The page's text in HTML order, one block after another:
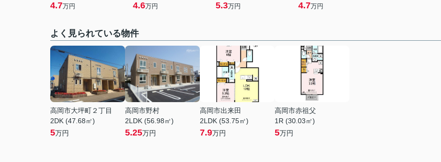
4.7万円 4.6万円 5.3万円 4.7万円
よく見られている物件
高岡市大坪町２丁目
2DK (47.68㎡)
5万円
高岡市野村
2LDK (56.98㎡)
5.25万円
高岡市出来田
2LDK (53.75㎡)
7.9万円
高岡市赤祖父
1R (30.03㎡)
5万円